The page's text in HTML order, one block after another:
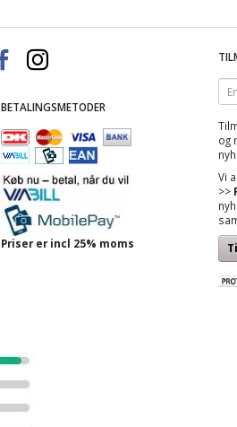
BETALINGSMETODER
Priser er incl 25% moms
og
Vi
>>